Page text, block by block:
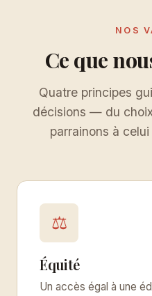
NOS
Ce que
Quatre principes
décisions — du
parrainons à
⚖
Équité
Un accès égal à une